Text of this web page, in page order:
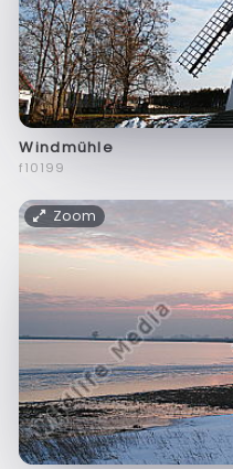
Windmühle
f10199
Zoom